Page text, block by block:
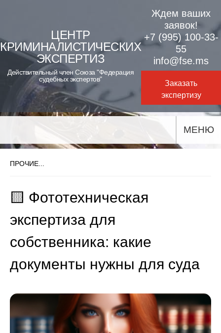
content
ЦЕНТР
КРИМИНАЛИСТИЧЕСКИХ
ЭКСПЕРТИЗ
Действительный член Союза "Федерация
судебных экспертов"
Ждем ваших
заявок!
+7 (995) 100-33-
55
info@fse.ms
Заказать
экспертизу
МЕНЮ
ПРОЧИЕ...
🟨 Фототехническая
экспертиза для
собственника: какие
документы нужны для суда